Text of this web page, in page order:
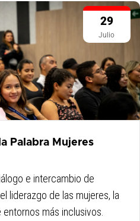
29
Julio
Palabra Mujeres
e intercambio de
liderazgo de las mujeres, la
más inclusivos.